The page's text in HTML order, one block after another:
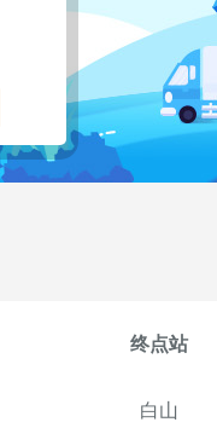
终点站
白山